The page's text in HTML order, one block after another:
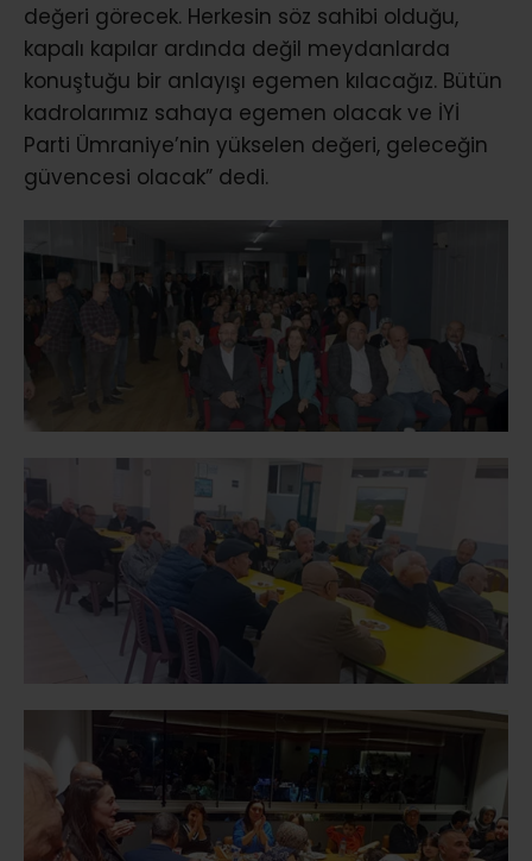
değeri görecek. Herkesin söz sahibi olduğu,
kapalı kapılar ardında değil meydanlarda
konuştuğu bir anlayışı egemen kılacağız. Bütün
kadrolarımız sahaya egemen olacak ve İYİ
Parti Ümraniye’nin yükselen değeri, geleceğin
güvencesi olacak” dedi.